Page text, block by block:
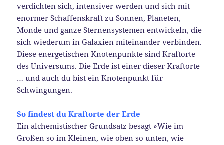
verdichten sich, intensiver werden und sich mit
enormer Schaffenskraft zu Sonnen, Planeten,
Monde und ganze Sternensystemen entwickeln, die
sich wiederum in Galaxien miteinander verbinden.
Diese energetischen Knotenpunkte sind Kraftorte
des Universums. Die Erde ist einer dieser Kraftorte
… und auch du bist ein Knotenpunkt für
Schwingungen.
So findest du Kraftorte der Erde
Ein alchemistischer Grundsatz besagt »Wie im
Großen so im Kleinen, wie oben so unten, wie